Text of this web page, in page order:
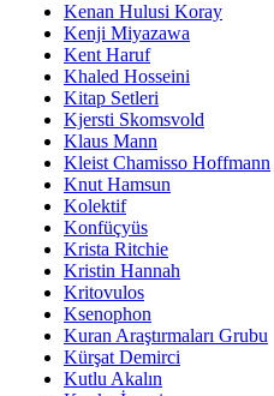
Kenan Hulusi Koray
Kenji Miyazawa
Kent Haruf
Khaled Hosseini
Kitap Setleri
Kjersti Skomsvold
Klaus Mann
Kleist Chamisso Hoffmann
Knut Hamsun
Kolektif
Konfüçyüs
Krista Ritchie
Kristin Hannah
Kritovulos
Ksenophon
Kuran Araştırmaları Grubu
Kürşat Demirci
Kutlu Akalın